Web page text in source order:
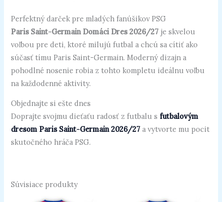
Perfektný darček pre mladých fanúšikov PSG
Paris Saint-Germain Domáci Dres 2026/27 je skvelou
voľbou pre deti, ktoré milujú futbal a chcú sa cítiť ako
súčasť tímu Paris Saint-Germain. Moderný dizajn a
pohodlné nosenie robia z tohto kompletu ideálnu voľbu
na každodenné aktivity.
Objednajte si ešte dnes
Doprajte svojmu dieťaťu radosť z futbalu sfutbalovým
dresom Paris Saint-Germain 2026/27 a vytvorte mu pocit
skutočného hráča PSG.
Súvisiace produkty